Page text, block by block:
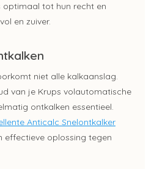
optimaal tot hun recht en
en zuiver.
niet alle kalkaanslag.
van je Krups volautomatische
ontkalken essentieel.
Anticalc Snelontkalker
effectieve oplossing tegen